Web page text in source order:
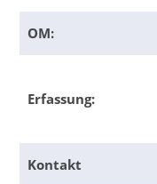
OM:
Erfassung:
Kontakt